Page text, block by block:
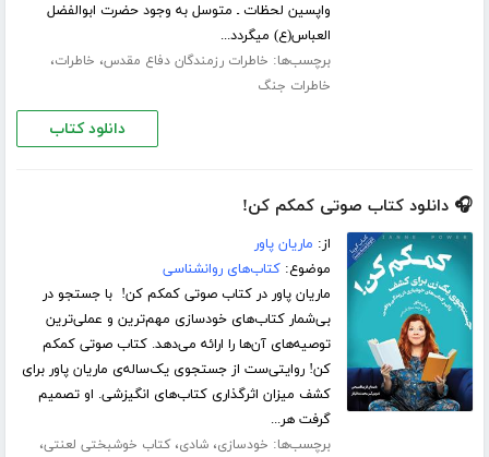
واپسین لحظات ـ متوسل به وجود حضرت ابوالفضل
العباس(ع) می‏گردد...
برچسب‌ها: خاطرات رزمندگان دفاع مقدس، خاطرات،
خاطرات جنگ
دانلود کتاب
🎧 دانلود کتاب صوتی کمکم کن!
از: ماریان پاور
موضوع:کتاب‌های روانشناسی
ماریان پاور در کتاب صوتی کمکم کن! با جستجو در
بی‌شمار کتاب‌های خودسازی مهم‌ترین و عملی‌ترین
توصیه‌های آن‌ها را ارائه می‌دهد. کتاب صوتی کمکم
کن! روایتی‌ست از جستجوی یک‌ساله‌ی ماریان پاور برای
کشف میزان اثرگذاری کتاب‌های انگیزشی. او تصمیم
گرفت هر...
برچسب‌ها: خودسازی،شادی،کتاب خوشبختی لعنتی،